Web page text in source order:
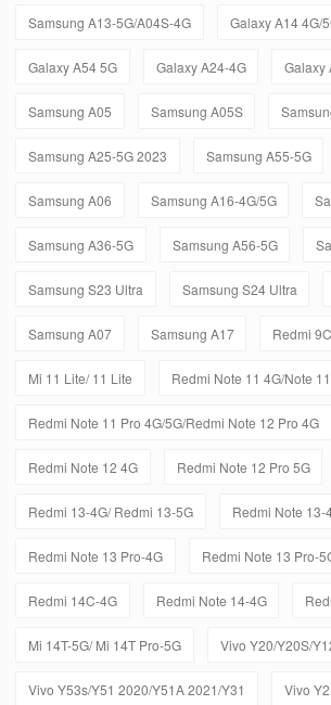
Samsung A13-5G/A04S-4G Galaxy A14 4G/
Galaxy A54 5G Galaxy A24-4G Galaxy
Samsung A05 Samsung A05S
Samsung A25-5G 2023 Samsung A55-5G
Samsung A06 Samsung A16-4G/5G
Samsung A36-5G Samsung A56-5G
Samsung S23 Ultra Samsung S24 Ultra
Samsung A07 Samsung A17 Redmi
Mi 11 Lite/ 11 Lite Redmi Note 11 4G/Note
Redmi Note 11 Pro 4G/5G/Redmi Note 12 Pro 4G
Redmi Note 12 4G Redmi Note 12 Pro 5G
Redmi 13-4G/ Redmi 13-5G Redmi Note 13-
Redmi Note 13 Pro-4G Redmi Note 13 Pro-
Redmi 14C-4G Redmi Note 14-4G
Mi 14T-5G/ Mi 14T Pro-5G Vivo Y20/Y20S/
Vivo Y53s/Y51 2020/Y51A 2021/Y31 Vivo